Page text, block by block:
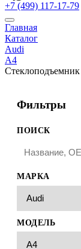
+7 (499) 117-17-79
Главная
Каталог
Audi
A4
Стеклоподъемник
Фильтры
ПОИСК
МАРКА
МОДЕЛЬ